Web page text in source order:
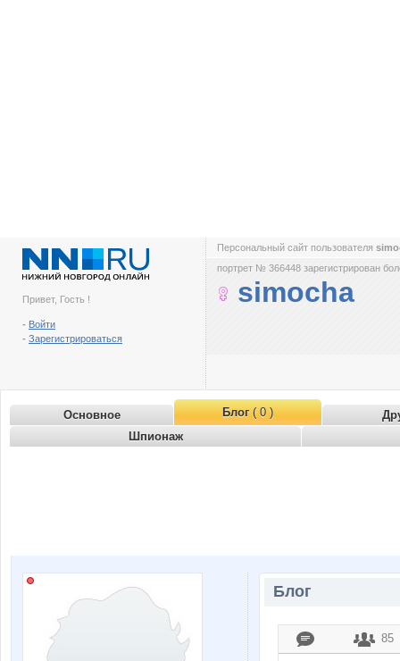
Привет, Гость !
- Войти
- Зарегистрироваться
Персональный сайт пользователя
портрет № 366448 зарегистрирован
simocha
Основное Блог( 0 )
Шпионаж
Блог
85